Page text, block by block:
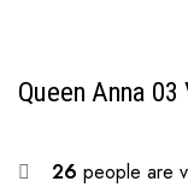
Queen Anna
26 people are